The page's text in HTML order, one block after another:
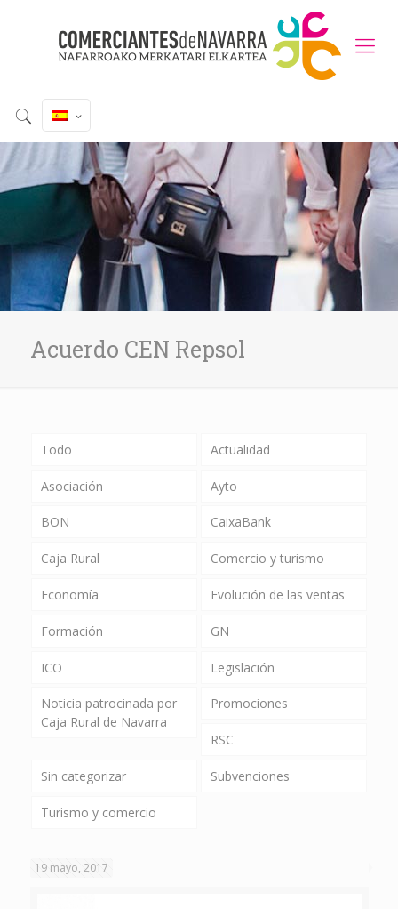
Acuerdo CEN Repsol
Todo Actualidad
Asociación Ayto
BON CaixaBank
Caja Rural Comercio y turismo
Economía Evolución de las ventas
Formación GN
ICO Legislación
Noticia patrocinada por
Caja Rural de Navarra
Promociones
RSC
Sin categorizar Subvenciones
Turismo y comercio
19 mayo, 2017